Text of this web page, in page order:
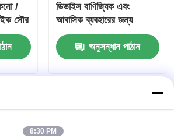
/
সৌর
ডিভাইস বাণিজ্যিক এবং
আবাসিক ব্যবহারের জন্য
স্বয়ংক্রিয় বুদ্ধিমান পিভি
পরিষ্কার মেশিনঅনুসন্ধান পাঠান
8:30 PM